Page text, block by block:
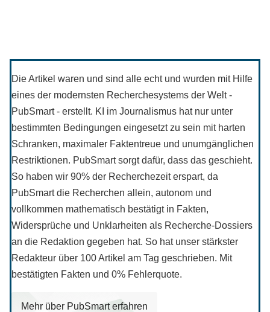
Die Artikel waren und sind alle echt und wurden mit Hilfe
eines der modernsten Recherchesystems der Welt -
PubSmart - erstellt. KI im Journalismus hat nur unter
bestimmten Bedingungen eingesetzt zu sein mit harten
Schranken, maximaler Faktentreue und unumgänglichen
Restriktionen. PubSmart sorgt dafür, dass das geschieht.
So haben wir 90% der Recherchezeit erspart, da
PubSmart die Recherchen allein, autonom und
vollkommen mathematisch bestätigt in Fakten,
Widersprüche und Unklarheiten als Recherche-Dossiers
an die Redaktion gegeben hat. So hat unser stärkster
Redakteur über 100 Artikel am Tag geschrieben. Mit
bestätigten Fakten und 0% Fehlerquote.
Mehr über PubSmart erfahren